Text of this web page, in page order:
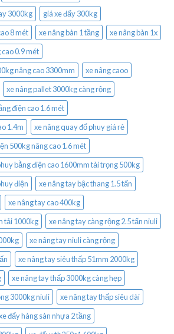
3000kg
giá xe đẩy 300kg
8 mét
xe nâng bàn 1 tầng
xe nâng bàn 1x
0.9 mét
nâng cao 3300mm
xe nâng caoo
xe nâng pallet 3000kg càng rộng
điện cao 1.6 mét
1.4m
xe nâng quay đổ phuy giá rẻ
500kg nâng cao 1.6 mét
bằng điện cao 1600mm tải trọng 500kg
điện
xe nâng tay bậc thang 1.5 tấn
xe nâng tay cao 400kg
tải 1000kg
xe nâng tay càng rộng 2.5 tấn niuli
xe nâng tay niuli càng rộng
xe nâng tay siêu thấp 51mm 2000kg
xe nâng tay thấp 3000kg càng hẹp
3000kg niuli
xe nâng tay thấp siêu dài
đẩy hàng sàn nhựa 2 tầng